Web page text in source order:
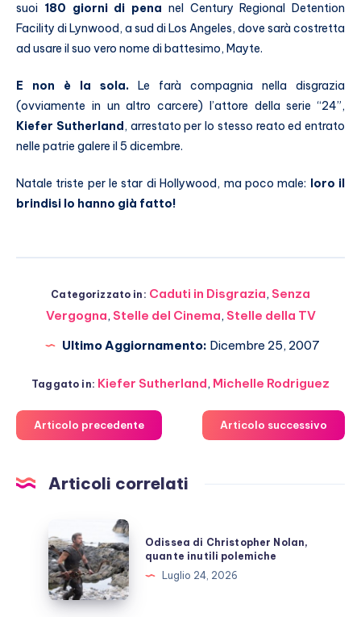
suoi 180 giorni di pena nel Century Regional Detention
Facility di Lynwood, a sud di Los Angeles, dove sarà costretta
ad usare il suo vero nome di battesimo, Mayte.
E non è la sola. Le farà compagnia nella disgrazia
(ovviamente in un altro carcere) l’attore della serie “24”,
Kiefer Sutherland, arrestato per lo stesso reato ed entrato
nelle patrie galere il 5 dicembre.
Natale triste per le star di Hollywood, ma poco male: loro il
brindisi lo hanno già fatto!
Categorizzato in: Caduti in Disgrazia, Senza
Vergogna, Stelle del Cinema, Stelle della TV
Ultimo Aggiornamento: Dicembre 25, 2007
Taggato in: Kiefer Sutherland, Michelle Rodriguez
Articolo precedente Articolo successivo
Articoli correlati
di
Christopher
Nolan,
quante
Odissea di Christopher Nolan,
quante inutili polemiche
Luglio 24, 2026